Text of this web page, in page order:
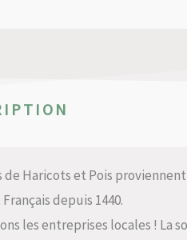
de Haricots et Pois
depuis 1440.
les entreprises locales ! La